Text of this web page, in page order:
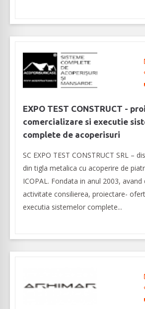
EXPO TEST CONSTRUCT -
comercializare si executie
complete de acoperisuri
SC EXPO TEST CONSTRUCT SRL –
din tigla metalica cu acoperire de
ICOPAL. Fondata in anul 2003,
activitate consilierea, proiectare-
executia sistemelor complete...